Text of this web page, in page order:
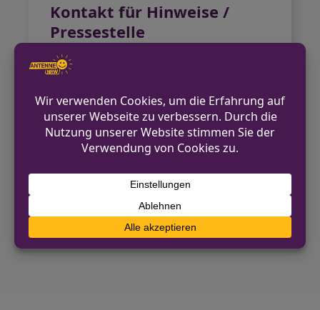
Kontakt für Hinweise /
Pressestelle
Polizei Lippe
05231 6090
https://lippe.polizei.nrw/
VORHERIGER BEITRAG
Körperverletzungsdelikte in Bad Salzuflen:
Ermittlungen laufen
NÄCHSTER BEITRAG
Schwerer Verkehrsunfall in Selm: Kradfahrer